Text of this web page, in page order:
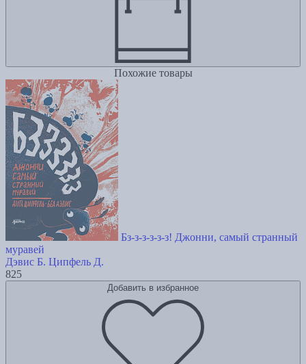
Похожие товары
Бз-з-з-з-з-з! Джонни, самый странный
муравей
Дэвис Б. Ципфель Д.
825
Добавить в избранное